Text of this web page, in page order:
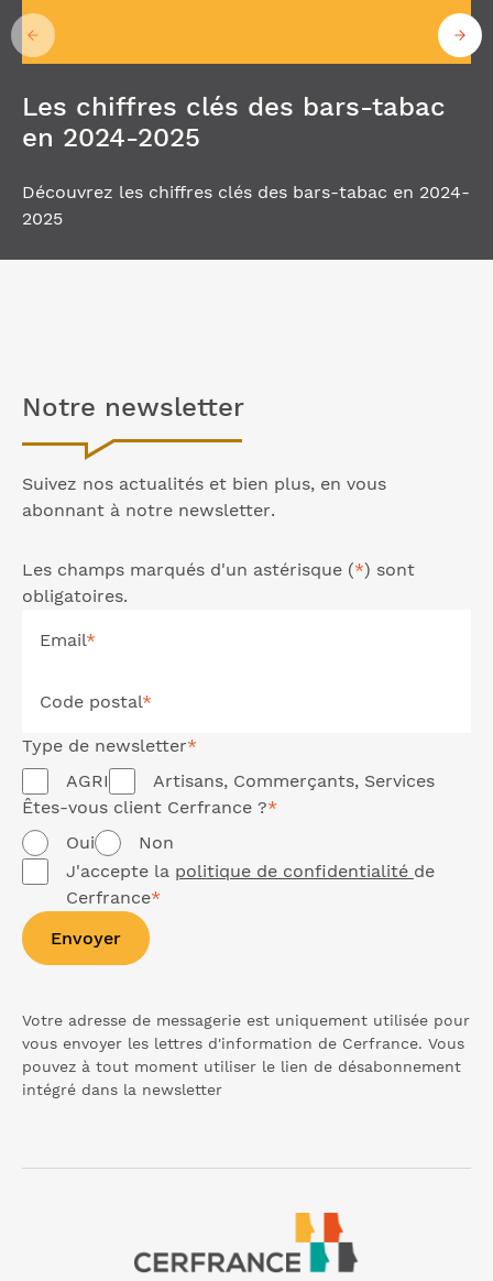
Les chiffres clés des bars-tabac
en 2024-2025
Découvrez les chiffres clés des bars-tabac en 2024-
2025
Notre newsletter
Suivez nos actualités et bien plus, en vous
abonnant à notre newsletter.
Les champs marqués d'un astérisque (*) sont
obligatoires.
Email*
Code postal*
Type de newsletter*
AGRI
Artisans, Commerçants, Services
Êtes-vous client Cerfrance ?*
Oui
Non
J'accepte la politique de confidentialité de
Cerfrance*
Envoyer
Votre adresse de messagerie est uniquement utilisée pour
vous envoyer les lettres d'information de Cerfrance. Vous
pouvez à tout moment utiliser le lien de désabonnement
intégré dans la newsletter